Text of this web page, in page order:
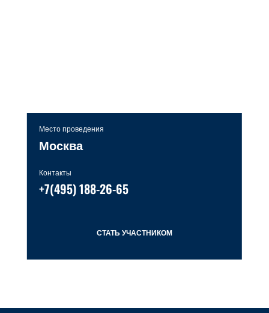
Место проведения
Москва
Контакты
+7(495) 188-26-65
СТАТЬ УЧАСТНИКОМ